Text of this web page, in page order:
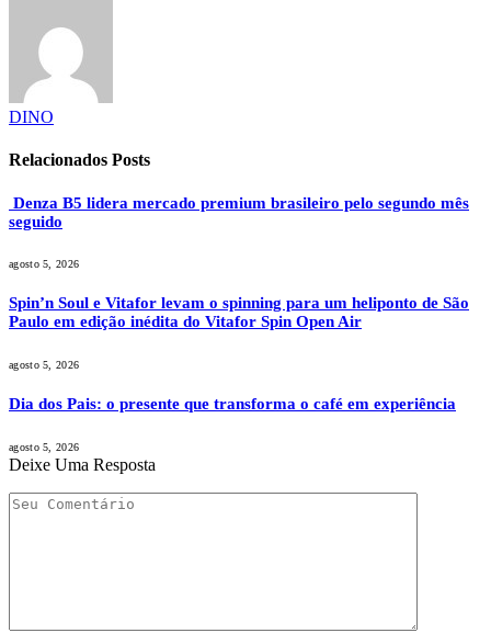
DINO
Relacionados Posts
Denza B5 lidera mercado premium brasileiro pelo segundo mês
seguido
agosto 5, 2026
Spin’n Soul e Vitafor levam o spinning para um heliponto de São
Paulo em edição inédita do Vitafor Spin Open Air
agosto 5, 2026
Dia dos Pais: o presente que transforma o café em experiência
agosto 5, 2026
Deixe Uma Resposta